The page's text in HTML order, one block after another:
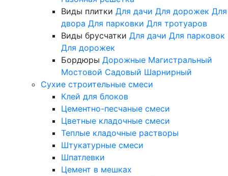
Виды плитки Для дачи Для дорожек Для
двора Для парковки Для тротуаров
Виды брусчатки Для дачи Для парковок
Для дорожек
Бордюры Дорожные Магистральный
Мостовой Садовый Шарнирный
Сухие строительные смеси
Клей для блоков
Цементно-песчаные смеси
Цветные кладочные смеси
Теплые кладочные растворы
Штукатурные смеси
Шпатлевки
Цемент в мешках